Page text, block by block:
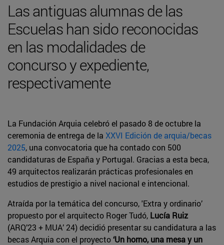
Las antiguas alumnas de las
Escuelas han sido reconocidas
en las modalidades de
concurso y expediente,
respectivamente
La Fundación Arquia celebró el pasado 8 de octubre la
ceremonia de entrega de la XXVI Edición de arquia/becas
2025, una convocatoria que ha contado con 500
candidaturas de España y Portugal. Gracias a esta beca,
49 arquitectos realizarán prácticas profesionales en
estudios de prestigio a nivel nacional e intencional.
Atraída por la temática del concurso, 'Extra y ordinario’
propuesto por el arquitecto Roger Tudó, Lucía Ruiz
(ARQ’23 + MUA’ 24) decidió presentar su candidatura a las
becas Arquia con el proyecto‘Un horno, una mesa y un